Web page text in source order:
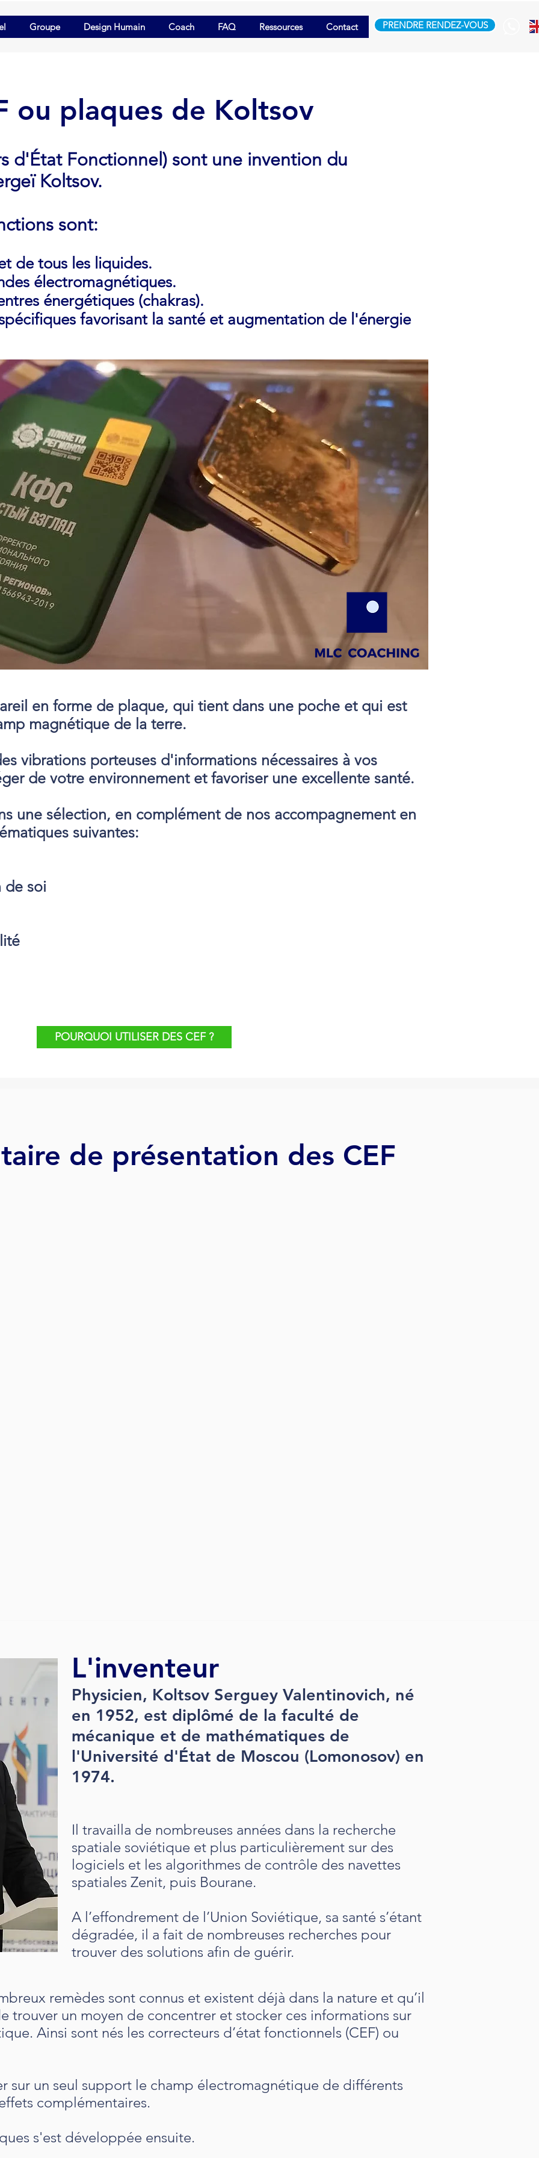
Groupe Design Humain Coach FAQ Ressources Contact PRENDRE RENDEZ-VOUS
ou plaques de Koltsov
d'État Fonctionnel) sont une invention du
Koltsov.
sont:
de tous les liquides.
électromagnétiques.
énergétiques (chakras).
favorisant la santé et augmentation de l'énergie
en forme de plaque, qui tient dans une poche et qui est
magnétique de la terre.
vibrations porteuses d'informations nécessaires à vos
de votre environnement et favoriser une excellente santé.
une sélection, en complément de nos accompagnement en
suivantes:
de soi
POURQUOI UTILISER DES CEF ?
de présentation des CEF
L'inventeur
Physicien, Koltsov Serguey Valentinovich, né
en 1952, est diplômé de la faculté de
mécanique et de mathématiques de
l'Université d'État de Moscou (Lomonosov) en
1974.
Il travailla de nombreuses années dans la recherche
spatiale soviétique et plus particulièrement sur des
logiciels et les algorithmes de contrôle des navettes
spatiales Zenit, puis Bourane.
A l’effondrement de l’Union Soviétique, sa santé s’étant
dégradée, il a fait de nombreuses recherches pour
trouver des solutions afin de guérir.
remèdes sont connus et existent déjà dans la nature et qu’il
trouver un moyen de concentrer et stocker ces informations sur
Ainsi sont nés les correcteurs d’état fonctionnels (CEF) ou
sur un seul support le champ électromagnétique de différents
complémentaires.
s'est développée ensuite.